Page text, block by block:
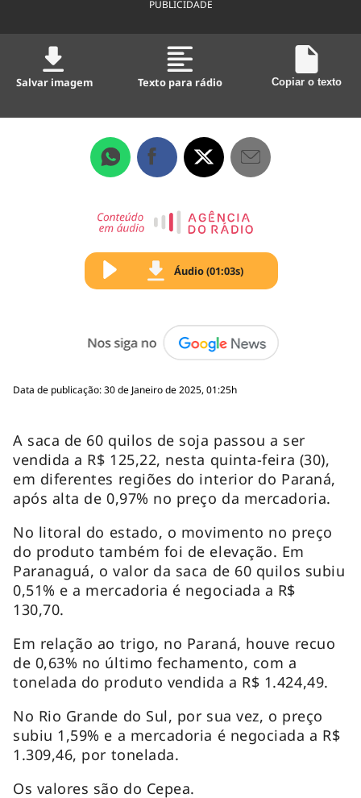
PUBLICIDADE
Salvar imagem Texto para rádio Copiar o texto
Áudio (01:03s)
Data de publicação: 30 de Janeiro de 2025, 01:25h
A saca de 60 quilos de soja passou a ser
vendida a R$ 125,22, nesta quinta-feira (30),
em diferentes regiões do interior do Paraná,
após alta de 0,97% no preço da mercadoria.
No litoral do estado, o movimento no preço
do produto também foi de elevação. Em
Paranaguá, o valor da saca de 60 quilos subiu
0,51% e a mercadoria é negociada a R$
130,70.
Em relação ao trigo, no Paraná, houve recuo
de 0,63% no último fechamento, com a
tonelada do produto vendida a R$ 1.424,49.
No Rio Grande do Sul, por sua vez, o preço
subiu 1,59% e a mercadoria é negociada a R$
1.309,46, por tonelada.
Os valores são do Cepea.